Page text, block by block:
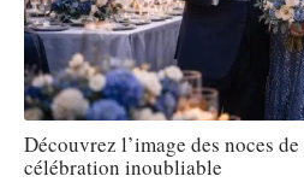
Découvrez l’image des noces
célébration inoubliable